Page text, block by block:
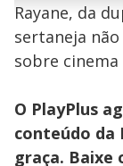
be
closed
by
the
or
activating
close
Rayane, da
sertaneja
sobre
O PlayPlus
conteúdo da
graça. Baixe